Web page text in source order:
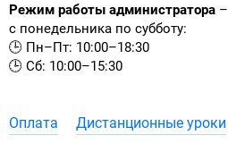
Режим работы администратора –
с понедельника по субботу:
🕒 Пн–Пт: 10:00–18:30
🕒 Сб: 10:00–15:30
Оплата Дистанционные уроки